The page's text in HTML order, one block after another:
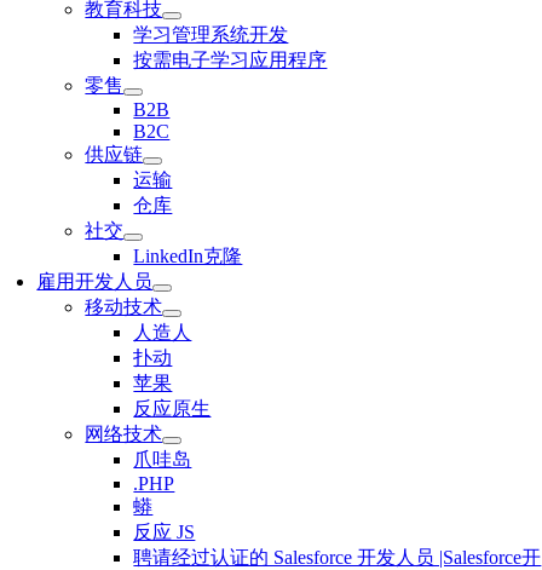
教育科技
学习管理系统开发
按需电子学习应用程序
零售
B2B
B2C
供应链
运输
仓库
社交
LinkedIn克隆
雇用开发人员
移动技术
人造人
扑动
苹果
反应原生
网络技术
爪哇岛
.PHP
蟒
反应 JS
聘请经过认证的 Salesforce 开发人员 |Salesforce开